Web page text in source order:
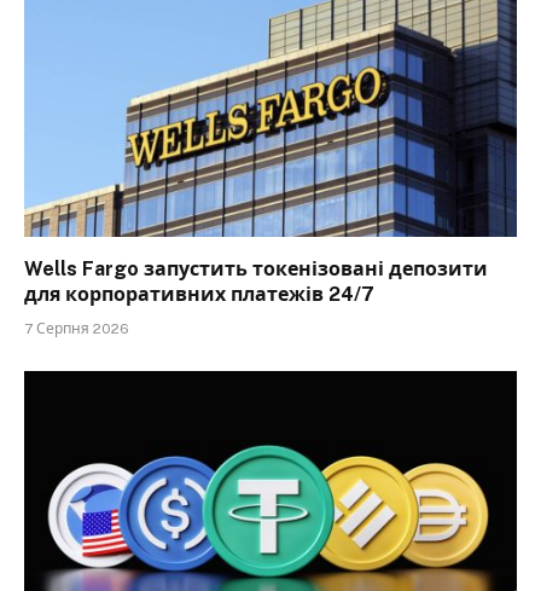
Wells Fargo запустить токенізовані депозити
для корпоративних платежів 24/7
7 Серпня 2026